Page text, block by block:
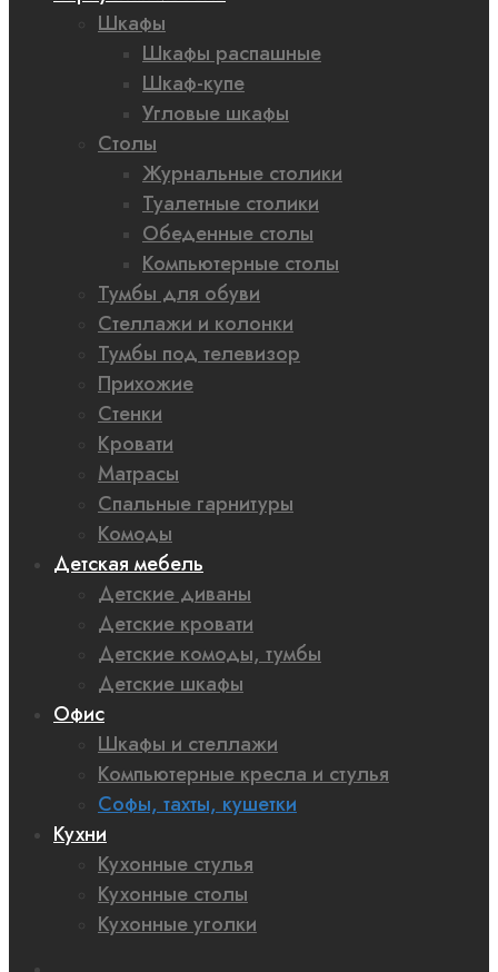
Шкафы
Шкафы распашные
Шкаф-купе
Угловые шкафы
Столы
Журнальные столики
Туалетные столики
Обеденные столы
Компьютерные столы
Тумбы для обуви
Стеллажи и колонки
Тумбы под телевизор
Прихожие
Стенки
Кровати
Матрасы
Спальные гарнитуры
Комоды
Детская мебель
Детские диваны
Детские кровати
Детские комоды, тумбы
Детские шкафы
Офис
Шкафы и стеллажи
Компьютерные кресла и стулья
Софы, тахты, кушетки
Кухни
Кухонные стулья
Кухонные столы
Кухонные уголки